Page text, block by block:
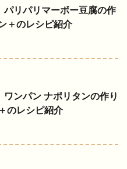
パリパリマーボー豆腐の作
＋のレシピ紹介
ワンパン ナポリタンの作り
のレシピ紹介